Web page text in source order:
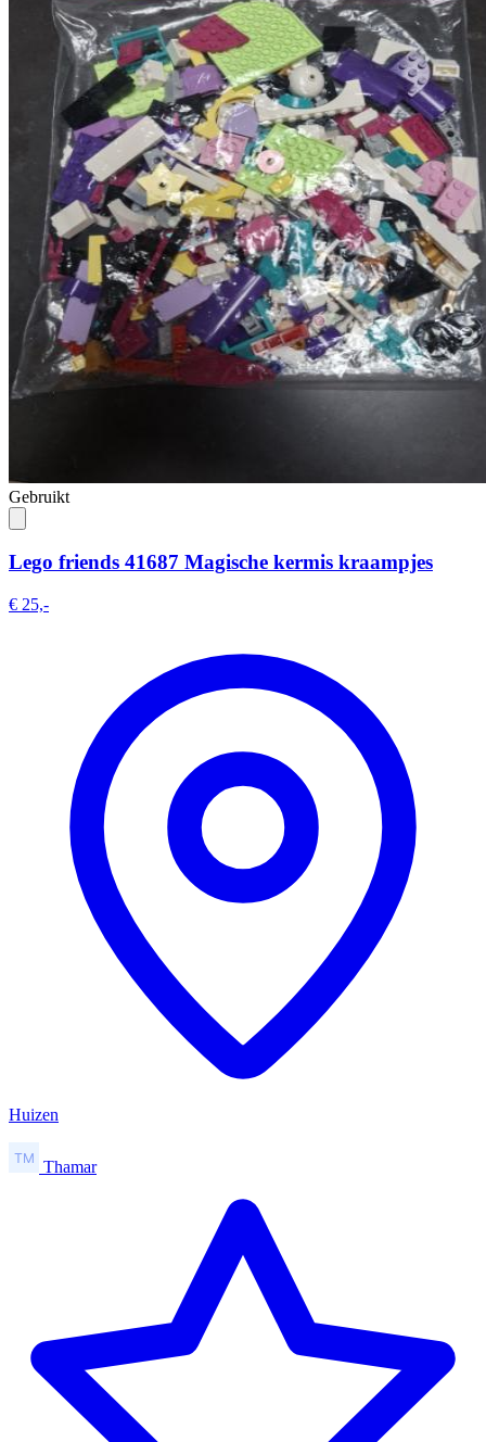
Gebruikt
Lego friends 41687 Magische kermis kraampjes
€ 25,-
Huizen
Thamar